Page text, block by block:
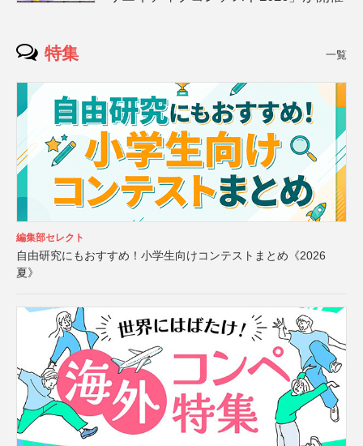
特集 一覧
編集部セレクト
自由研究にもおすすめ！小学生向けコンテストまとめ《2026
夏》